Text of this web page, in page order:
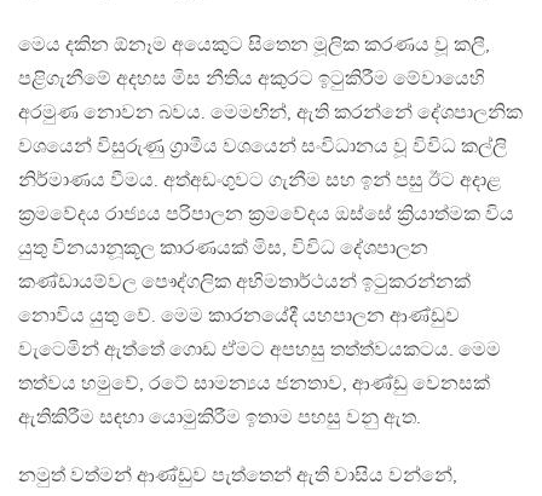
මෙය දකින ඕනෑම අයෙකුට සිතෙන මූලික කරණය වූ කලී,
පළිගැනීමේ අදහස මිස නීතිය අකුරට ඉටුකිරීම මේවායෙහි
අරමුණ නොවන බවය. මෙමඟින්, ඇති කරන්නේ දේශපාලනික
වශයෙන් විසුරුණු ග්‍රාමීය වශයෙන් සංවිධානය වූ විවිධ කල්ලි
නිර්මාණය වීමය. අත්අඩංගුවට ගැනීම සහ ඉන් පසු ඊට අදාළ
ක්‍රමවේදය රාජ්‍යය පරිපාලන ක්‍රමවේදය ඔස්සේ ක්‍රියාත්මක විය
යුතු විනයානූකූල කාරණයක් මිස, විවිධ දේශපාලන
කණ්ඩායම්වල පෞද්ගලික අභිමතාර්ථයන් ඉටුකරන්නක්
නොවිය යුතු වේ. මෙම කාරනයේදී යහපාලන ආණ්ඩුව
වැටෙමින් ඇත්තේ ගොඩ ඒමට අපහසු තත්ත්වයකටය. මෙම
තත්වය හමුවේ, රටේ සාමන්‍යය ජනතාව, ආණ්ඩු වෙනසක්
ඇතිකිරීම සඳහා යොමුකිරීම ඉතාම පහසු වනු ඇත.
නමුත් වත්මන් ආණ්ඩුව පැත්තෙන් ඇති වාසිය වන්නේ,